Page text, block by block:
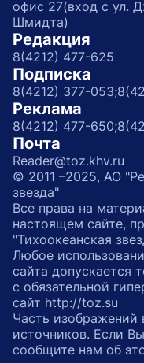
офис 27(вход с ул.
Шмидта)
Редакция
8(4212) 477-625
Подписка
8(4212) 377-053;
Реклама
8(4212) 477-650;
Почта
Reader@toz.khv.ru
© 2011 –2025, АО
звезда"
Все права на
настоящем сайте,
"Тихоокеанская
Любое
сайта допускается
с обязательной
сайт http://toz.su
Часть изображений
источников. Если
сообщите нам об